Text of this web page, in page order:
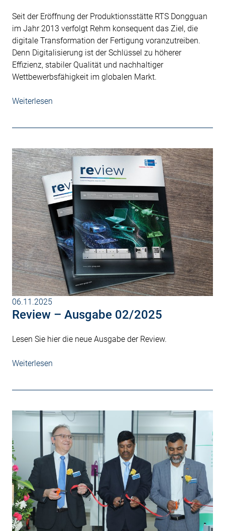
Seit der Eröffnung der Produktionsstätte RTS Dongguan
im Jahr 2013 verfolgt Rehm konsequent das Ziel, die
digitale Transformation der Fertigung voranzutreiben.
Denn Digitalisierung ist der Schlüssel zu höherer
Effizienz, stabiler Qualität und nachhaltiger
Wettbewerbsfähigkeit im globalen Markt.
Weiterlesen
06.11.2025
Review – Ausgabe 02/2025
Lesen Sie hier die neue Ausgabe der Review.
Weiterlesen